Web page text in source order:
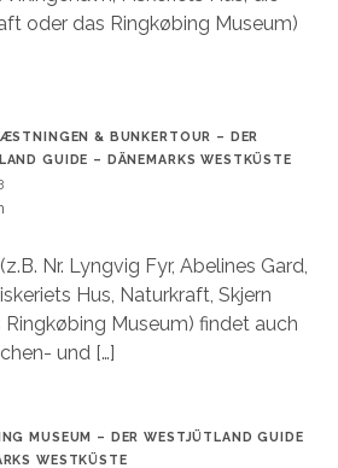
oder das Ringkøbing Museum)
& BUNKERTOUR – DER
GUIDE – DÄNEMARKS WESTKÜSTE
Nr. Lyngvig Fyr, Abelines Gard,
Hus, Naturkraft, Skjern
Museum) findet auch
und […]
MUSEUM – DER WESTJÜTLAND GUIDE
WESTKÜSTE